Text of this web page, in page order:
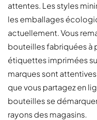
attentes. Les styles
les emballages
actuellement. Vous
bouteilles fabriquées à
étiquettes imprimées
marques sont
que vous partagez en
bouteilles se
rayons des magasins.